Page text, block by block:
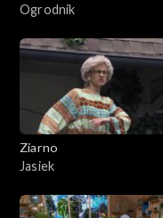
Ogrodnik
Ziarno
Jasiek